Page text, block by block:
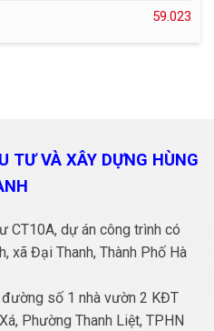
59.023
TƯ VÀ XÂY DỰNG HÙNG
CT10A, dự án công trình có
xã Đại Thanh, Thành Phố Hà
số 1 nhà vườn 2 KĐT
Phường Thanh Liệt, TPHN